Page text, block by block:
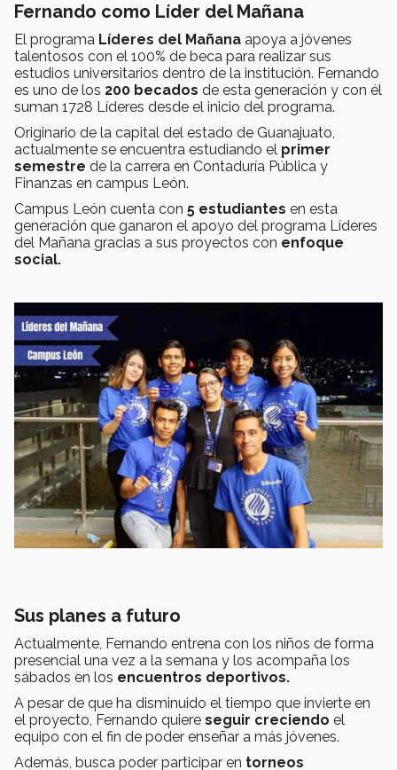
Fernando como Líder del Mañana
El programa Líderes del Mañana apoya a jóvenes
talentosos con el 100% de beca para realizar sus
estudios universitarios dentro de la institución. Fernando
es uno de los 200 becados de esta generación y con él
suman 1728 Líderes desde el inicio del programa.
Originario de la capital del estado de Guanajuato,
actualmente se encuentra estudiando el primer
semestre de la carrera en Contaduría Pública y
Finanzas en campus León.
Campus León cuenta con 5 estudiantes en esta
generación que ganaron el apoyo del programa Líderes
del Mañana gracias a sus proyectos con enfoque
social.
Sus planes a futuro
Actualmente, Fernando entrena con los niños de forma
presencial una vez a la semana y los acompaña los
sábados en los encuentros deportivos.
A pesar de que ha disminuido el tiempo que invierte en
el proyecto, Fernando quiere seguir creciendo el
equipo con el fin de poder enseñar a más jóvenes.
Además, busca poder participar en torneos